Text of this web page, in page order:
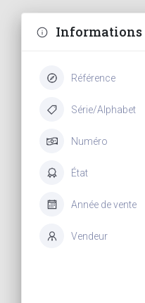
Informations
Référence
Série/Alphabet
Numéro
État
Année de vente
Vendeur